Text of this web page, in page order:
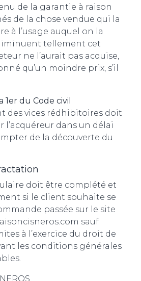
de la garantie à raison
de la chose vendue qui la
à l’usage auquel on la
tellement cet
ne l’aurait pas acquise,
qu’un moindre prix, s’il
1er du Code civil
des vices rédhibitoires doit
dans un délai
de la découverte du
doit être complété et
si le client souhaite se
passée sur le site
sauf
à l’exercice du droit de
les conditions générales